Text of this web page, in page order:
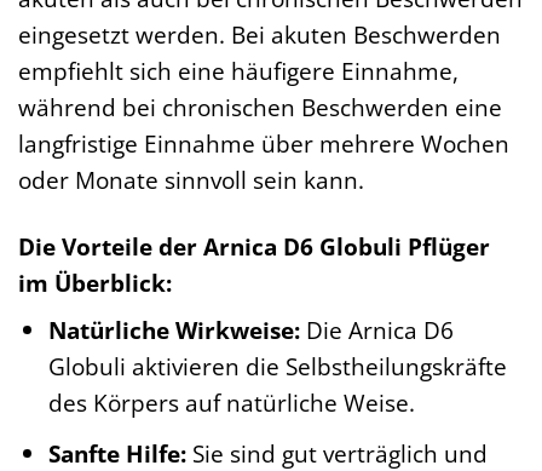
eingesetzt werden. Bei akuten Beschwerden
empfiehlt sich eine häufigere Einnahme,
während bei chronischen Beschwerden eine
langfristige Einnahme über mehrere Wochen
oder Monate sinnvoll sein kann.
Die Vorteile der Arnica D6 Globuli Pflüger
im Überblick:
Natürliche Wirkweise:Die Arnica D6
Globuli aktivieren die Selbstheilungskräfte
des Körpers auf natürliche Weise.
Sanfte Hilfe:Sie sind gut verträglich und